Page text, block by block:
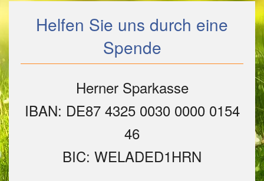
Helfen Sie uns durch eine
Spende
Herner Sparkasse
IBAN: DE87 4325 0030 0000 0154
46
BIC: WELADED1HRN